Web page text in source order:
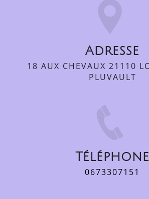
Adresse
18 AUX CHEVAUX 21110 LONGEAULT-
PLUVAULT
Téléphone
0673307151